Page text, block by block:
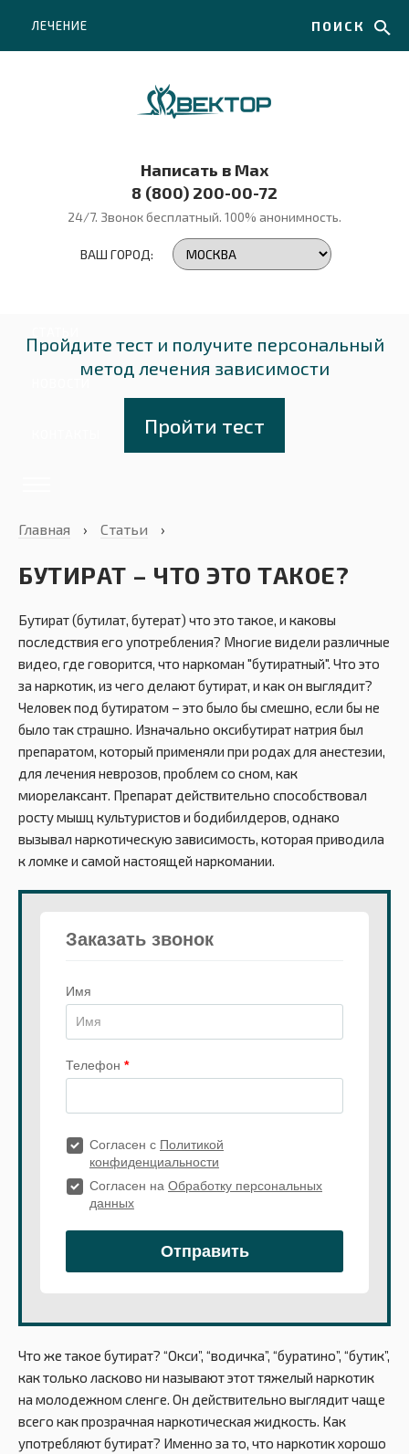
ЛЕЧЕНИЕ ПОИСК
Написать в Max
8 (800) 200-00-72
24/7. Звонок бесплатный. 100% анонимность.
ВАШ ГОРОД:
Пройдите тест и получите персональный
метод лечения зависимости
Пройти тест
Главная › Статьи ›
БУТИРАТ – ЧТО ЭТО ТАКОЕ?
Бутират (бутилат, бутерат) что это такое, и каковы
последствия его употребления? Многие видели различные
видео, где говорится, что наркоман "бутиратный". Что это
за наркотик, из чего делают бутират, и как он выглядит?
Человек под бутиратом – это было бы смешно, если бы не
было так страшно. Изначально оксибутират натрия был
препаратом, который применяли при родах для анестезии,
для лечения неврозов, проблем со сном, как
миорелаксант. Препарат действительно способствовал
росту мышц культуристов и бодибилдеров, однако
вызывал наркотическую зависимость, которая приводила
к ломке и самой настоящей наркомании.
Что же такое бутират? “Окси”, “водичка”, “буратино”, “бутик”,
как только ласково ни называют этот тяжелый наркотик
на молодежном сленге. Он действительно выглядит чаще
всего как прозрачная наркотическая жидкость. Как
употребляют бутират? Именно за то, что наркотик хорошо